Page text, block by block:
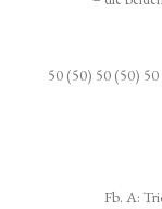
50 (50) 50 (50) 50
Fb. A: